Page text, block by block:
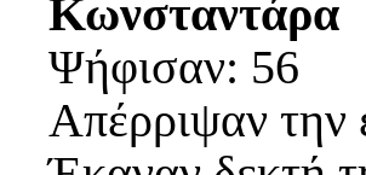
Κωνσταντάρα
Ψήφισαν: 56
Απέρριψαν την